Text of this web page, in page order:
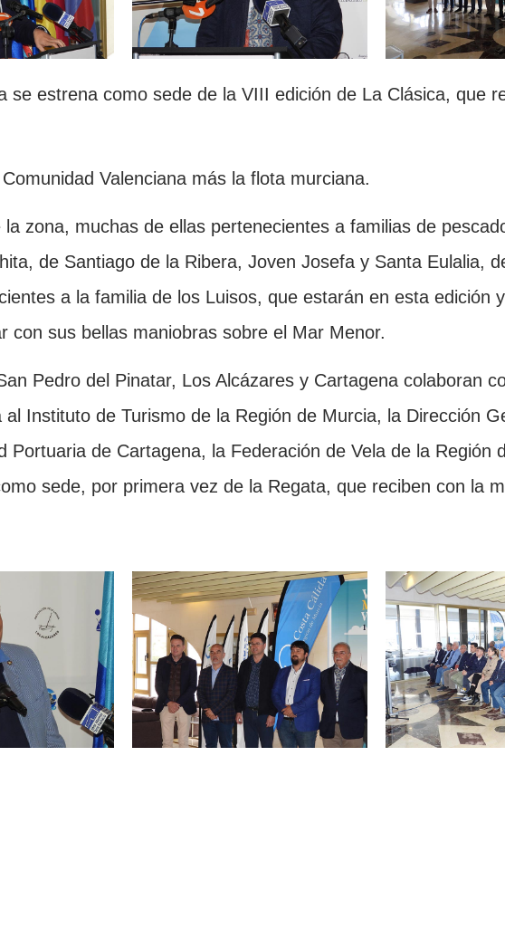
se estrena como sede de la VIII edición de La Clásica, que
Valenciana más la flota murciana.
zona, muchas de ellas pertenecientes a familias de
de Santiago de la Ribera, Joven Josefa y Santa Eulalia,
a la familia de los Luisos, que estarán en esta edición
sus bellas maniobras sobre el Mar Menor.
Pedro del Pinatar, Los Alcázares y Cartagena colaboran
Instituto de Turismo de la Región de Murcia, la Dirección
de Cartagena, la Federación de Vela de la Región
sede, por primera vez de la Regata, que reciben con la